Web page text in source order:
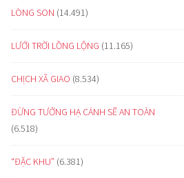
LÒNG SON (14.491)
LƯỚI TRỜI LỒNG LỘNG (11.165)
CHỊCH XÃ GIAO (8.534)
ĐỪNG TƯỞNG HẠ CÁNH SẼ AN TOÀN
(6.518)
“ĐẶC KHU” (6.381)